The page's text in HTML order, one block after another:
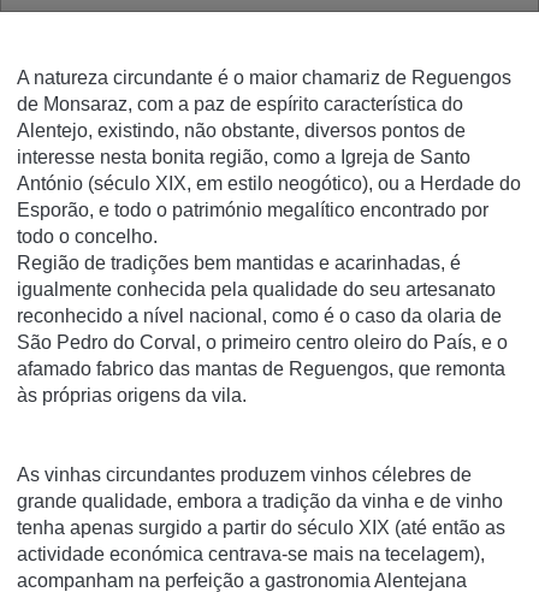
A natureza circundante é o maior chamariz de Reguengos
de Monsaraz, com a paz de espírito característica do
Alentejo, existindo, não obstante, diversos pontos de
interesse nesta bonita região, como a Igreja de Santo
António (século XIX, em estilo neogótico), ou a Herdade do
Esporão, e todo o património megalítico encontrado por
todo o concelho.
Região de tradições bem mantidas e acarinhadas, é
igualmente conhecida pela qualidade do seu artesanato
reconhecido a nível nacional, como é o caso da olaria de
São Pedro do Corval, o primeiro centro oleiro do País, e o
afamado fabrico das mantas de Reguengos, que remonta
às próprias origens da vila.
As vinhas circundantes produzem vinhos célebres de
grande qualidade, embora a tradição da vinha e de vinho
tenha apenas surgido a partir do século XIX (até então as
actividade económica centrava-se mais na tecelagem),
acompanham na perfeição a gastronomia Alentejana